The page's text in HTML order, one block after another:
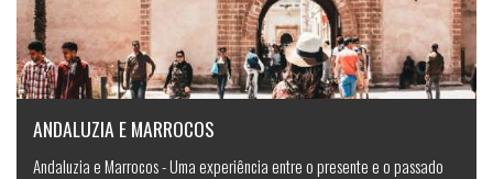
ANDALUZIA E MARROCOS
Andaluzia e Marrocos - Uma experiência entre o presente e o passado